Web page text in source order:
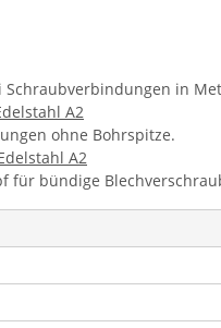
in
A2
ohne Bohrspitze.
A2
für bündige